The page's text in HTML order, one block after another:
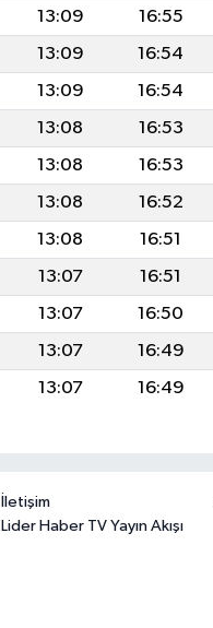
13:09 16:55
13:09 16:54
13:09 16:54
13:08 16:53
13:08 16:53
13:08 16:52
13:08 16:51
13:07 16:51
13:07 16:50
13:07 16:49
13:07 16:49
İletişim
Lider Haber TV Yayın Akışı